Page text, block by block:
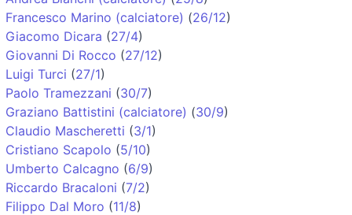
Francesco Marino (calciatore) (26/12)
Giacomo Dicara (27/4)
Giovanni Di Rocco (27/12)
Luigi Turci (27/1)
Paolo Tramezzani (30/7)
Graziano Battistini (calciatore) (30/9)
Claudio Mascheretti (3/1)
Cristiano Scapolo (5/10)
Umberto Calcagno (6/9)
Riccardo Bracaloni (7/2)
Filippo Dal Moro (11/8)